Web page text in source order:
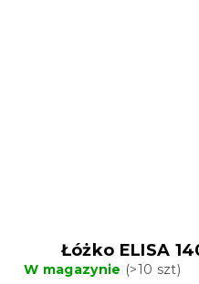
Łóżko ELISA
W magazynie (>10 szt)